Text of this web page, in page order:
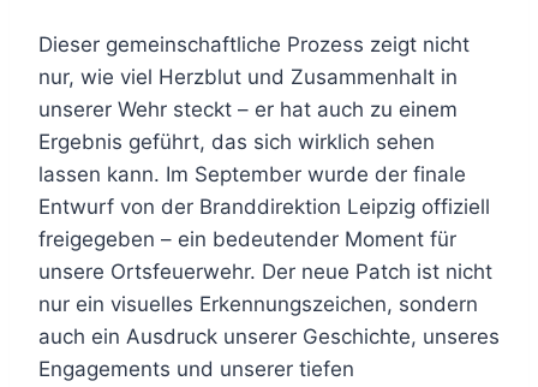
Dieser gemeinschaftliche Prozess zeigt nicht
nur, wie viel Herzblut und Zusammenhalt in
unserer Wehr steckt – er hat auch zu einem
Ergebnis geführt, das sich wirklich sehen
lassen kann. Im September wurde der finale
Entwurf von der Branddirektion Leipzig offiziell
freigegeben – ein bedeutender Moment für
unsere Ortsfeuerwehr. Der neue Patch ist nicht
nur ein visuelles Erkennungszeichen, sondern
auch ein Ausdruck unserer Geschichte, unseres
Engagements und unserer tiefen